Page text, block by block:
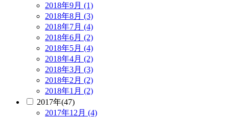
2018年9月 (1)
2018年8月 (3)
2018年7月 (4)
2018年6月 (2)
2018年5月 (4)
2018年4月 (2)
2018年3月 (3)
2018年2月 (2)
2018年1月 (2)
2017年(47)
2017年12月 (4)